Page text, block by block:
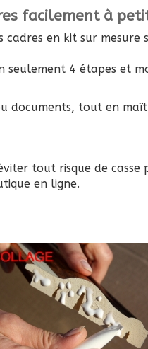
facilement à
en kit sur mesure
seulement 4 étapes et
documents, tout en
tout risque de
en ligne.